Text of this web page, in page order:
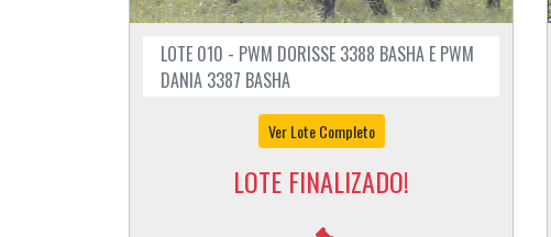
LOTE 010 - PWM DORISSE 3388 BASHA E PWM
DANIA 3387 BASHA
Ver Lote Completo
LOTE FINALIZADO!